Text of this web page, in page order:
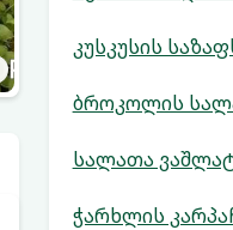
კუსკუსის
ბროკოლის
სალათა
ჭარხლის